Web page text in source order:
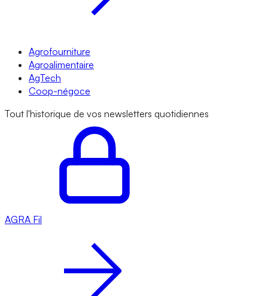
Agrofourniture
Agroalimentaire
AgTech
Coop-négoce
Tout l'historique de vos newsletters quotidiennes
AGRA Fil